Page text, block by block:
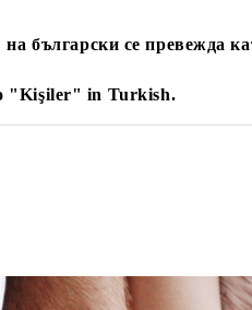
български се превежда
"Kişiler" in Turkish.